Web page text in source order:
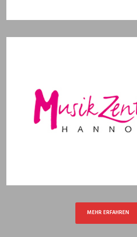
MEHR ERFAHREN